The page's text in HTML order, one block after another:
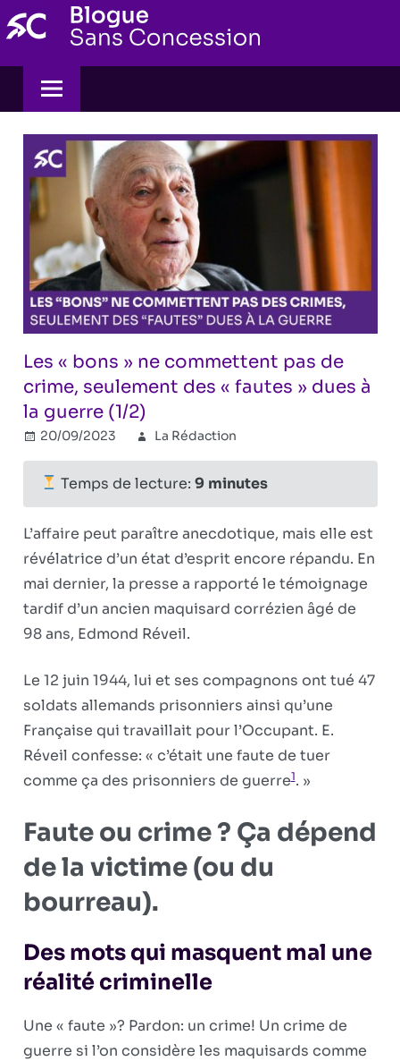
Skip
to
content
Les « bons » ne commettent pas de
crime, seulement des « fautes » dues à
la guerre (1/2)
20/09/2023 La Rédaction
mondiale,Oradour
fermés
commettent
pas
de
crime,
« fautes »
à
la
guerre
(1/2)
Temps de lecture: 9 minutes
L’affaire peut paraître anecdotique, mais elle est
révélatrice d’un état d’esprit encore répandu. En
mai dernier, la presse a rapporté le témoignage
tardif d’un ancien maquisard corrézien âgé de
98 ans, Edmond Réveil.
Le 12 juin 1944, lui et ses compagnons ont tué 47
soldats allemands prisonniers ainsi qu’une
Française qui travaillait pour l’Occupant. E.
Réveil confesse: « c’était une faute de tuer
comme ça des prisonniers de guerre1. »
Faute ou crime ? Ça dépend
de la victime (ou du
bourreau).
Des mots qui masquent mal une
réalité criminelle
Une « faute »? Pardon: un crime! Un crime de
guerre si l’on considère les maquisards comme